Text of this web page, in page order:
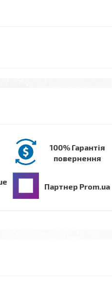
100% Гарантія
повернення
Партнер Prom.ua